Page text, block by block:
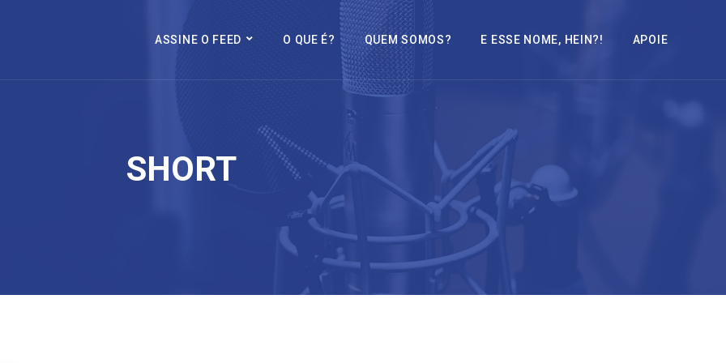
ASSINE O FEED O QUE É? QUEM SOMOS? E ESSE NOME, HEIN?! APOIE
SHORT